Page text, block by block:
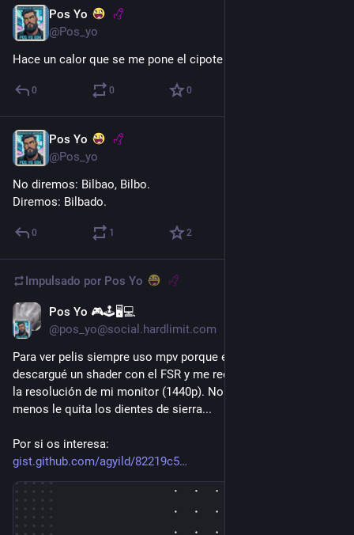
Pos Yo
@Pos_yo
Hace un calor que se me pone el cipote duro.
0 0 0
Pos Yo
@Pos_yo
No diremos: Bilbao, Bilbo.
Diremos: Bilbado.
0 1 2
Impulsado por Pos Yo
Pos Yo 🎮🕹️🖥️💻
@pos_yo@social.hardlimit.com
Para ver pelis siempre uso mpv porque en su día me
descargué un shader con el FSR y me reescala las películas a
la resolución de mi monitor (1440p). No hace milagros pero al
menos le quita los dientes de sierra...
Por si os interesa:
gist.github.com/agyild/82219c5